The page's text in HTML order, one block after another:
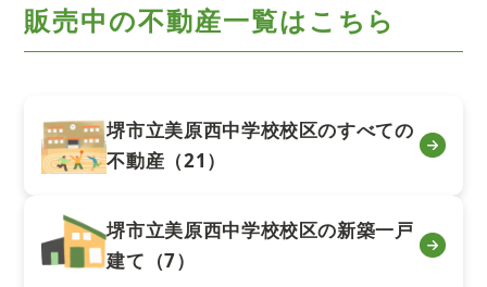
販売中の不動産一覧はこちら
堺市立美原西中学校校区のすべての
不動産（21）
堺市立美原西中学校校区の新築一戸
建て（7）